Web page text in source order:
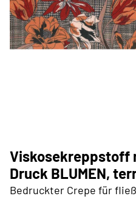
Viskosekreppstoff
Druck BLUMEN,
Bedruckter Crepe für